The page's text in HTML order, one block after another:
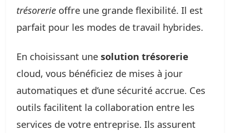
trésorerie offre une grande flexibilité. Il est
parfait pour les modes de travail hybrides.
En choisissant une solution trésorerie
cloud, vous bénéficiez de mises à jour
automatiques et d’une sécurité accrue. Ces
outils facilitent la collaboration entre les
services de votre entreprise. Ils assurent